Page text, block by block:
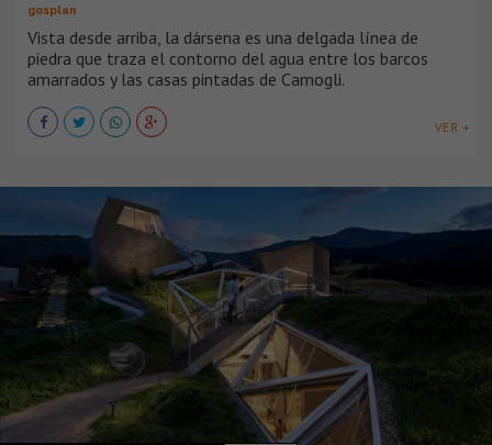
gosplan
Vista desde arriba, la dársena es una delgada línea de
piedra que traza el contorno del agua entre los barcos
amarrados y las casas pintadas de Camogli.
VER +